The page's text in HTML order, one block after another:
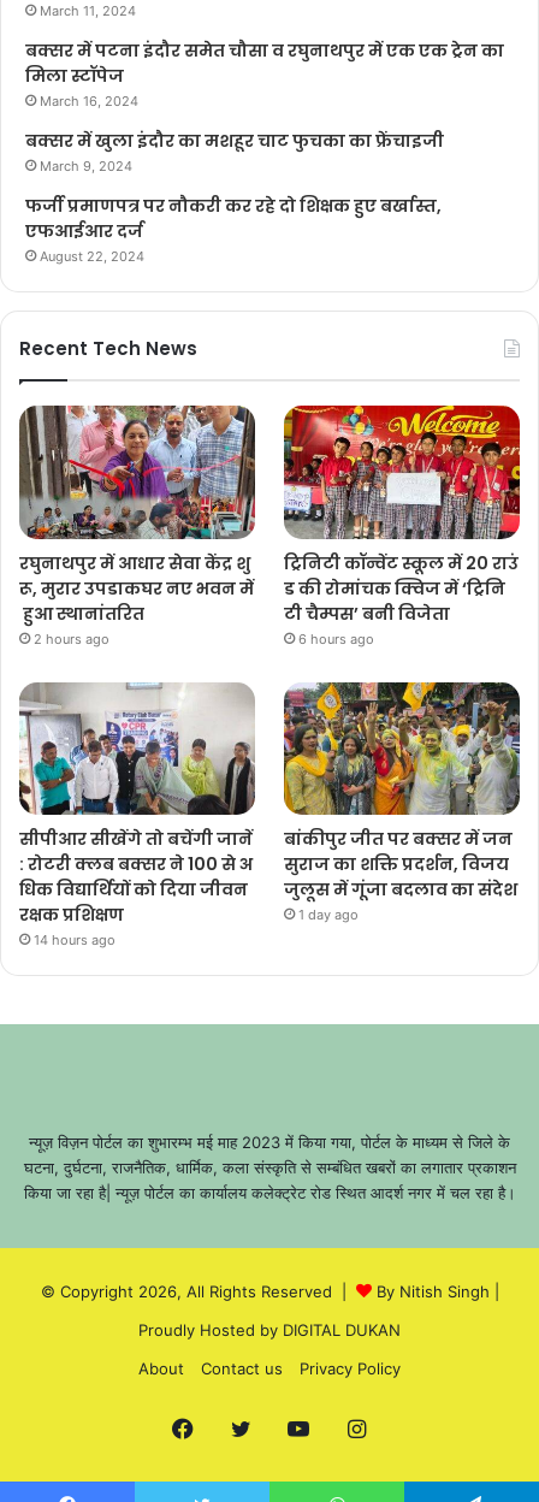
March 11, 2024
बक्सर में पटना इंदौर समेत चौसा व रघुनाथपुर में एक एक ट्रेन का
मिला स्टॉपेज
March 16, 2024
बक्सर में खुला इंदौर का मशहूर चाट फुचका का फ्रेंचाइजी
March 9, 2024
फर्जी प्रमाणपत्र पर नौकरी कर रहे दो शिक्षक हुए बर्खास्त,
एफआईआर दर्ज
August 22, 2024
Recent Tech News
रघुनाथपुर में आधार सेवा केंद्र शु
रू, मुरार उपडाकघर नए भवन में
हुआ स्थानांतरित
2 hours ago
ट्रिनिटी कॉन्वेंट स्कूल में 20 राउं
ड की रोमांचक क्विज में ‘ट्रिनि
टी चैम्पस’ बनी विजेता
6 hours ago
सीपीआर सीखेंगे तो बचेंगी जानें
: रोटरी क्लब बक्सर ने 100 से अ
धिक विद्यार्थियों को दिया जीवन
रक्षक प्रशिक्षण
14 hours ago
बांकीपुर जीत पर बक्सर में जन
सुराज का शक्ति प्रदर्शन, विजय
जुलूस में गूंजा बदलाव का संदेश
1 day ago
न्यूज़ विज़न पोर्टल का शुभारम्भ मई माह 2023 में किया गया, पोर्टल के माध्यम से जिले के
घटना, दुर्घटना, राजनैतिक, धार्मिक, कला संस्कृति से सम्बंधित खबरों का लगातार प्रकाशन
किया जा रहा है| न्यूज़ पोर्टल का कार्यालय कलेक्ट्रेट रोड स्थित आदर्श नगर में चल रहा है।
© Copyright 2026, All Rights Reserved | By Nitish Singh
Proudly Hosted by DIGITAL DUKAN
About
Contact us Privacy Policy
Facebook
Twitter YouTubeInstagram